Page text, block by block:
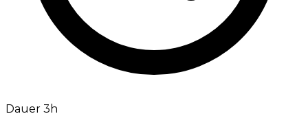
Dauer 3h